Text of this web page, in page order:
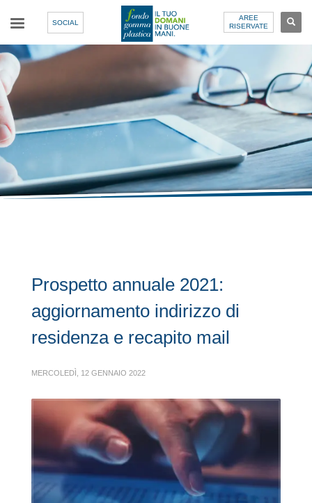
SOCIAL
AREE
RISERVATE
Prospetto annuale 2021:
aggiornamento indirizzo di
residenza e recapito mail
MERCOLEDÌ, 12 GENNAIO 2022